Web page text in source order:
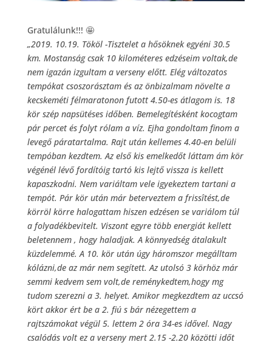
Gratulálunk!!! 🤩
„2019. 10.19. Tököl -Tisztelet a hősöknek egyéni 30.5
km. Mostanság csak 10 kilométeres edzéseim voltak,de
nem igazán izgultam a verseny előtt. Elég változatos
tempókat csoszorásztam és az önbizalmam növelte a
kecskeméti félmaratonon futott 4.50-es átlagom is. 18
kör szép napsütéses időben. Bemelegítésként kocogtam
pár percet és folyt rólam a víz. Ejha gondoltam finom a
levegő páratartalma. Rajt után kellemes 4.40-en belüli
tempóban kezdtem. Az első kis emelkedőt láttam ám kör
végénél lévő fordítóig tartó kis lejtő vissza is kellett
kapaszkodni. Nem variáltam vele igyekeztem tartani a
tempót. Pár kör után már beterveztem a frissîtést,de
körröl körre halogattam hiszen edzésen se variálom túl
a folyadékbevitelt. Viszont egyre több energiát kellett
beletennem , hogy haladjak. A könnyedség átalakult
küzdelemmé. A 10. kör után úgy háromszor megálltam
kólázni,de az már nem segített. Az utolsó 3 körhöz már
semmi kedvem sem volt,de reménykedtem,hogy mg
tudom szerezni a 3. helyet. Amikor megkezdtem az uccsó
kört akkor ért be a 2. fiú s bár nézegettem a
rajtszámokat végül 5. lettem 2 óra 34-es idővel. Nagy
csalódás volt ez a verseny mert 2.15 -2.20 közötti időt